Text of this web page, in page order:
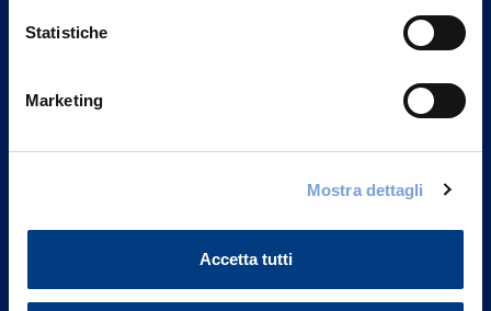
Statistiche
Marketing
Mostra dettagli
Accetta tutti
20149 Milano
Governance
Investor Relations